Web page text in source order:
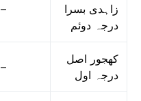
–
زاہدی بسرا
درجہ دوئم
–
کھجور اصل
درجہ اول